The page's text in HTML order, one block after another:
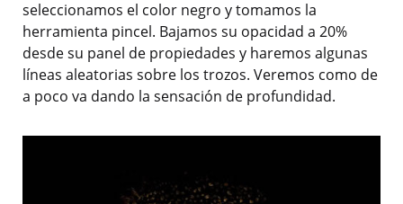
seleccionamos el color negro y tomamos la
herramienta pincel. Bajamos su opacidad a 20%
desde su panel de propiedades y haremos algunas
líneas aleatorias sobre los trozos. Veremos como de
a poco va dando la sensación de profundidad.